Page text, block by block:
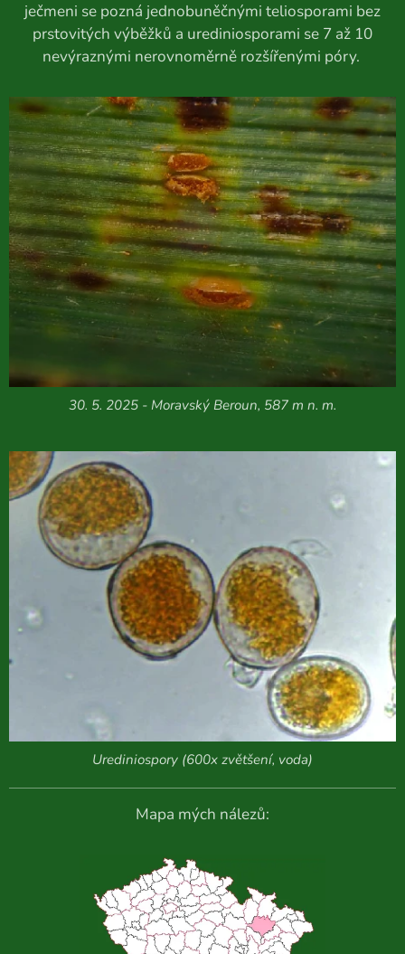
ječmeni se pozná jednobuněčnými teliosporami bez
prstovitých výběžků a urediniosporami se 7 až 10
nevýraznými nerovnoměrně rozšířenými póry.
30. 5. 2025 - Moravský Beroun, 587 m n. m.
Urediniospory (600x zvětšení, voda)
Mapa mých nálezů: